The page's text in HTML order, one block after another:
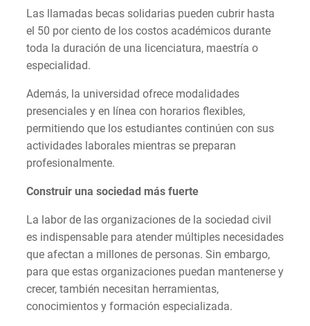
Las llamadas becas solidarias pueden cubrir hasta
el 50 por ciento de los costos académicos durante
toda la duración de una licenciatura, maestría o
especialidad.
Además, la universidad ofrece modalidades
presenciales y en línea con horarios flexibles,
permitiendo que los estudiantes continúen con sus
actividades laborales mientras se preparan
profesionalmente.
Construir una sociedad más fuerte
La labor de las organizaciones de la sociedad civil
es indispensable para atender múltiples necesidades
que afectan a millones de personas. Sin embargo,
para que estas organizaciones puedan mantenerse y
crecer, también necesitan herramientas,
conocimientos y formación especializada.